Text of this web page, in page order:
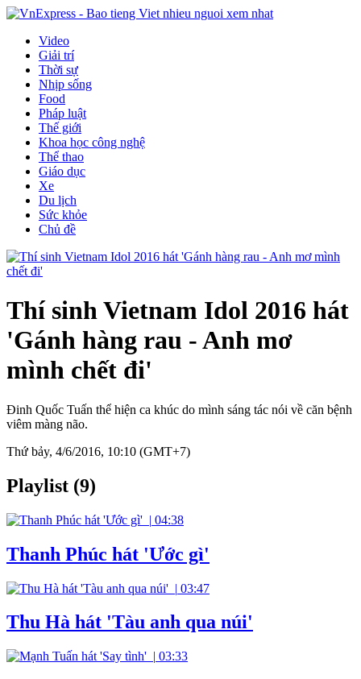
Video
Giải trí
Thời sự
Nhịp sống
Food
Pháp luật
Thế giới
Khoa học công nghệ
Thể thao
Giáo dục
Xe
Du lịch
Sức khỏe
Chủ đề
Thí sinh Vietnam Idol 2016 hát
'Gánh hàng rau - Anh mơ
mình chết đi'
Đinh Quốc Tuấn thể hiện ca khúc do mình sáng tác nói về căn bệnh
viêm màng não.
Thứ bảy, 4/6/2016, 10:10 (GMT+7)
Playlist (9)
| 04:38
Thanh Phúc hát 'Ước gì'
| 03:47
Thu Hà hát 'Tàu anh qua núi'
| 03:33